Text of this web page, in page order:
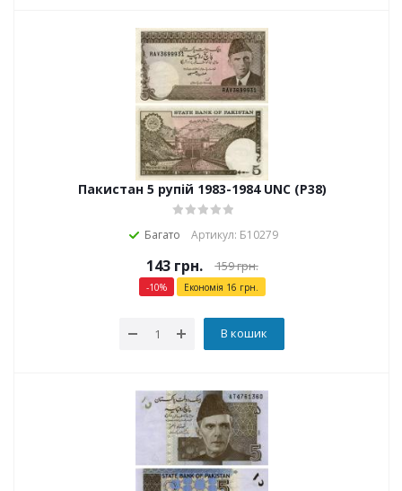
Пакистан 5 рупій 1983-1984 UNC (P38)
Багато Артикул: Б10279
143грн. 159грн.
-10% Економія 16 грн.
В кошик